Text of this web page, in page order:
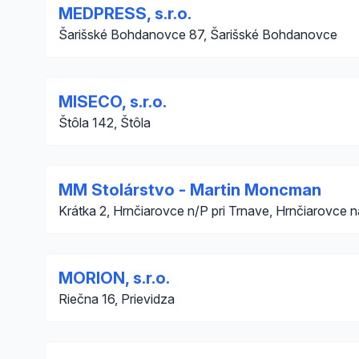
MEDPRESS, s.r.o.
Šarišské Bohdanovce 87, Šarišské Bohdanovce
MISECO, s.r.o.
Štôla 142, Štôla
MM Stolárstvo - Martin Moncman
Krátka 2, Hrnčiarovce n/P pri Trnave, Hrnčiarovce
MORION, s.r.o.
Riečna 16, Prievidza